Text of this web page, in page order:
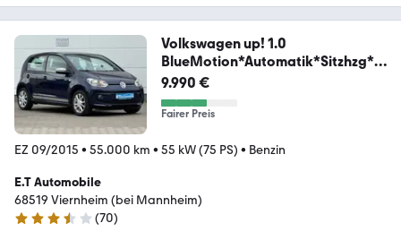
Volkswagen up! 1.0
BlueMotion*Automatik*Sitzhzg*N
avi*Eu.6
9.990 €
Fairer Preis
EZ 09/2015 • 55.000 km • 55 kW (75 PS) • Benzin
E.T Automobile
68519 Viernheim (bei Mannheim)
3.5 Sterne
(70)